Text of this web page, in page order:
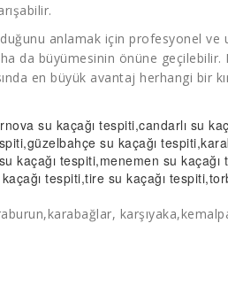
anlamak için profesyonel ve
da büyümesinin önüne
en büyük avantaj herhangi bir
su kaçağı tespiti,candarlı su
,güzelbahçe su kaçağı tespiti
su kaçağı tespiti,menemen su kaçağı
tespiti,tire su kaçağı tespiti